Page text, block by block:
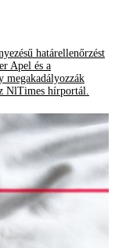
határellenőrzést
Apel és a
megakadályozzák
NlTimes hírportál.